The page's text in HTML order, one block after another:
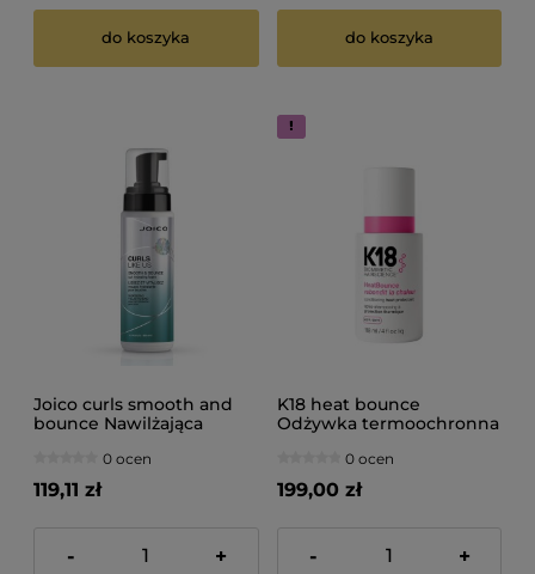
do koszyka do koszyka
Joico curls smooth and
bounce Nawilżająca
kręconych 200ml
0 ocen
119,11 zł
- +
K18 heat bounce
Odżywka termoochronna
0 ocen
199,00 zł
- +